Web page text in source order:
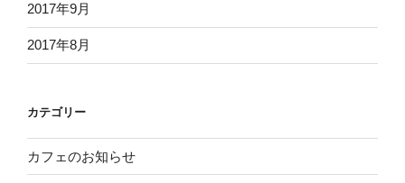
2017年9月
2017年8月
カテゴリー
カフェのお知らせ